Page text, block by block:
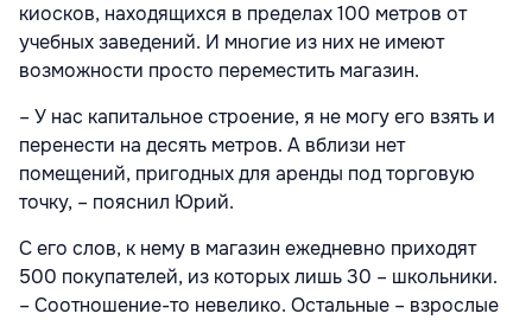
киосков, находящихся в пределах 100 метров от
учебных заведений. И многие из них не имеют
возможности просто переместить магазин.
– У нас капитальное строение, я не могу его взять и
перенести на десять метров. А вблизи нет
помещений, пригодных для аренды под торговую
точку, – пояснил Юрий.
С его слов, к нему в магазин ежедневно приходят
500 покупателей, из которых лишь 30 – школьники.
– Соотношение-то невелико. Остальные – взрослые